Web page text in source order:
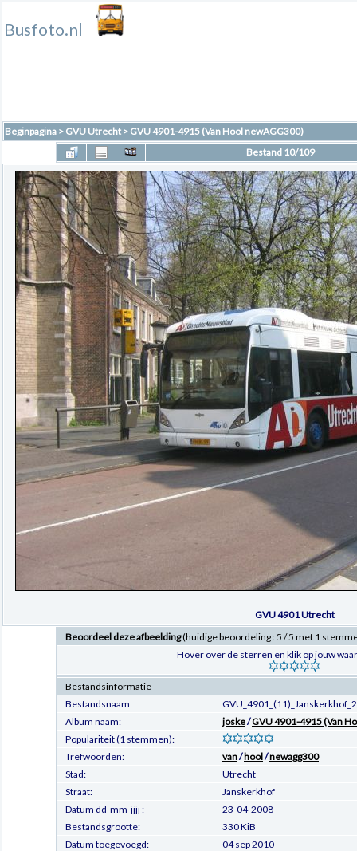
Busfoto.nl
Beginpagina > GVU Utrecht > GVU 4901-4915 (Van Hool newAGG300)
Bestand 10/109
GVU 4901 Utrecht
Beoordeel deze afbeelding(huidige beoordeling : 5 / 5 met 1
Hover over de sterren en klik op jouw
Bestandsinformatie
Bestandsnaam:
Album naam:
joske/GVU 4901-4915 (Van
Populariteit (1 stemmen):
Trefwoorden:
van/hool/newagg300
Stad:
Utrecht
Straat:
Janskerkhof
Datum dd-mm-jjjj :
23-04-2008
Bestandsgrootte:
330 KiB
Datum toegevoegd:
04 sep 2010